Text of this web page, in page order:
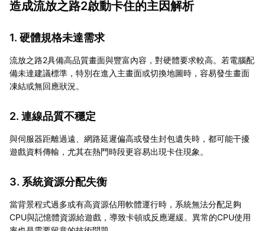
造成流放之路2啟動卡住的主因解析
1. 硬體規格未達需求
流放之路2具備高品質畫面與豐富內容，對硬體要求較高。若電腦配
備未達建議標準，特別在進入主畫面或切換地圖時，容易發生畫面
凍結或無回應狀況。
2. 連線品質不穩定
與伺服器距離過遠、網路延遲偏高或發生封包遺失時，都可能干擾
遊戲資料傳輸，尤其在熱門時段更容易出現卡住現象。
3. 系統資源分配失衡
當背景程式過多或有高資源佔用軟體運行時，系統無法分配足夠
CPU與記憶體資源給遊戲，導致卡頓或反應遲緩。異常的CPU使用